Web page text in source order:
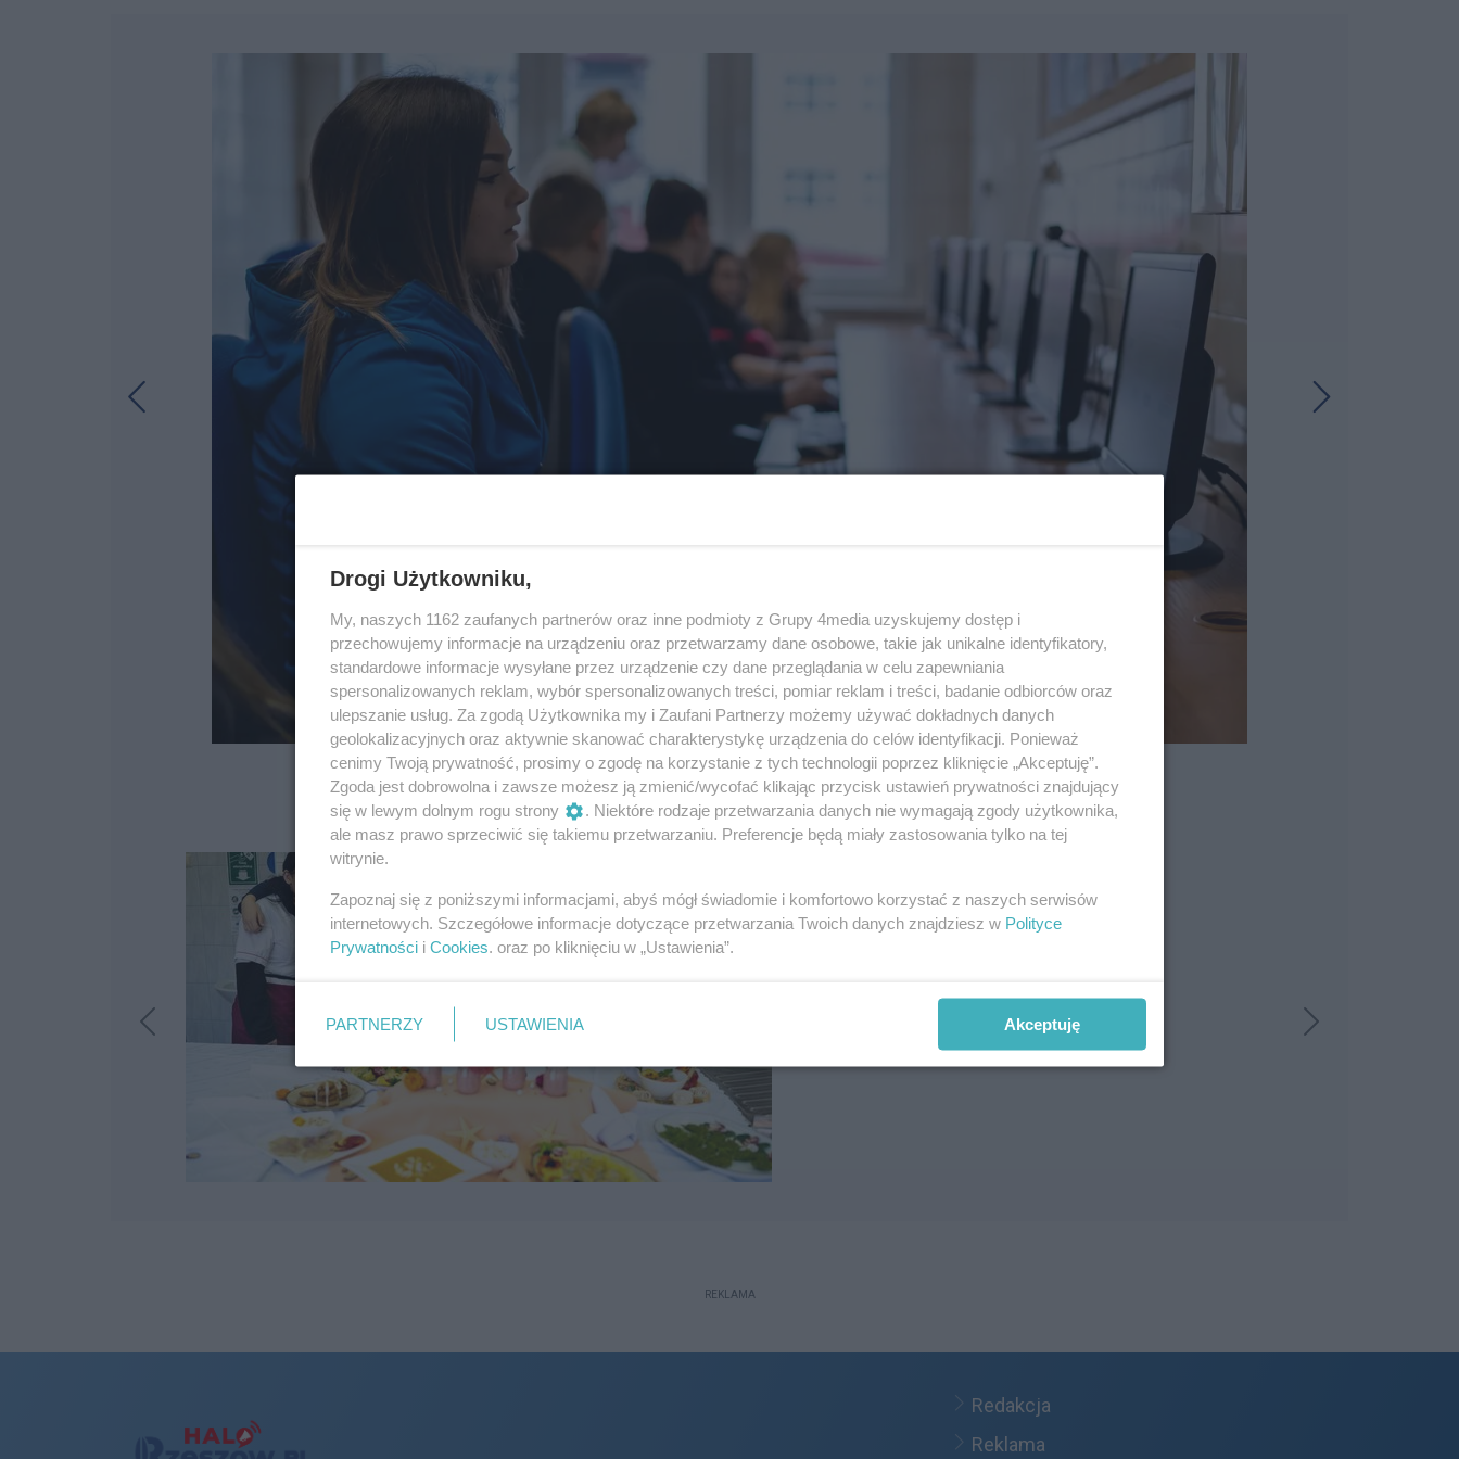
111 / 129
REKLAMA
Redakcja
Reklama
Drogi Użytkowniku,
My, naszych 1162 zaufanych partnerów oraz inne podmioty z Grupy 4media uzyskujemy dostęp i
przechowujemy informacje na urządzeniu oraz przetwarzamy dane osobowe, takie jak unikalne identyfikatory,
standardowe informacje wysyłane przez urządzenie czy dane przeglądania w celu zapewniania
spersonalizowanych reklam, wybór spersonalizowanych treści, pomiar reklam i treści, badanie odbiorców oraz
ulepszanie usług. Za zgodą Użytkownika my i Zaufani Partnerzy możemy używać dokładnych danych
geolokalizacyjnych oraz aktywnie skanować charakterystykę urządzenia do celów identyfikacji. Ponieważ
cenimy Twoją prywatność, prosimy o zgodę na korzystanie z tych technologii poprzez kliknięcie „Akceptuję”.
Zgoda jest dobrowolna i zawsze możesz ją zmienić/wycofać klikając przycisk ustawień prywatności znajdujący
się w lewym dolnym rogu strony
. Niektóre rodzaje przetwarzania danych nie wymagają zgody użytkownika,
ale masz prawo sprzeciwić się takiemu przetwarzaniu. Preferencje będą miały zastosowania tylko na tej
witrynie.
Zapoznaj się z poniższymi informacjami, abyś mógł świadomie i komfortowo korzystać z naszych serwisów
internetowych. Szczegółowe informacje dotyczące przetwarzania Twoich danych znajdziesz w Polityce
Prywatności i Cookies. oraz po kliknięciu w „Ustawienia”.
PARTNERZY USTAWIENIA Akceptuję